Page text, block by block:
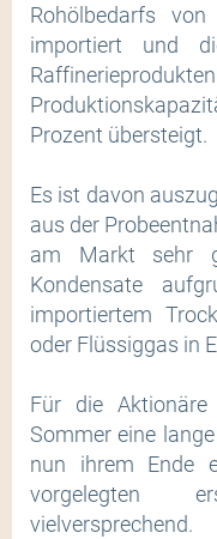
Rohölbedarfs
importiert und
Prozent übersteigt.
Es ist davon
aus der
am Markt sehr
Kondensate
importiertem
oder Flüssiggas in
Für die
Sommer eine
nun ihrem Ende
vorgelegten